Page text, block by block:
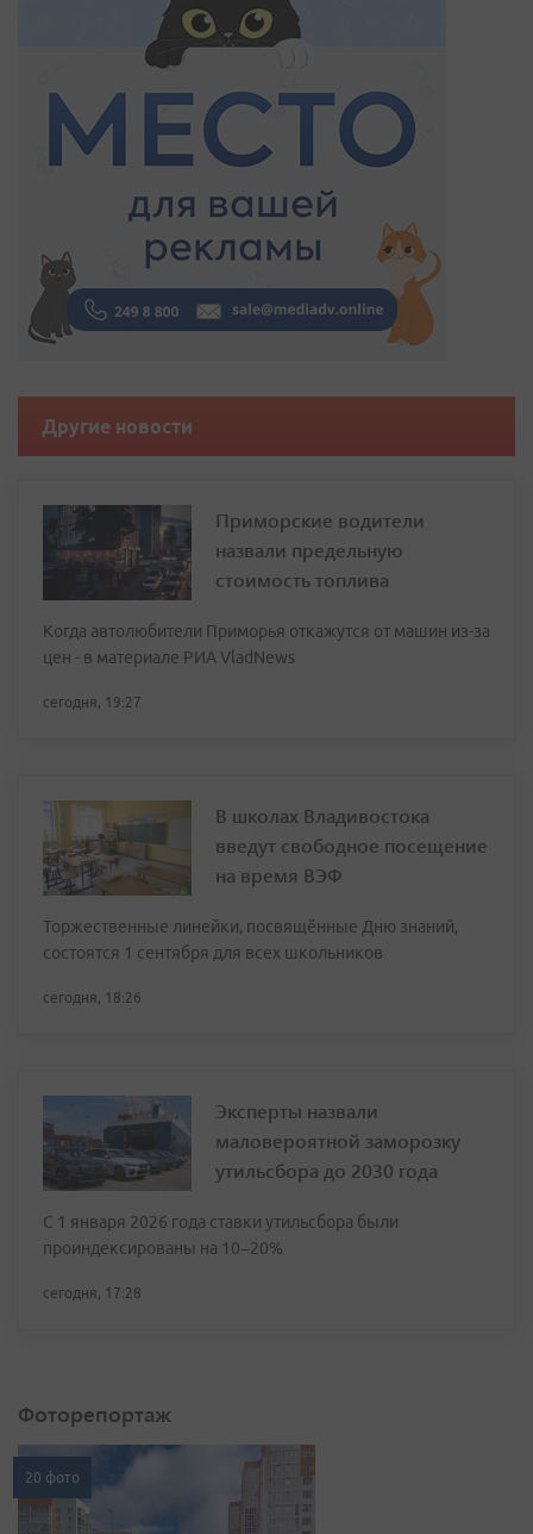
Другие новости
Приморские водители
назвали предельную
стоимость топлива
Когда автолюбители Приморья откажутся от машин из-за
цен - в материале РИА VladNews
сегодня, 19:27
В школах Владивостока
введут свободное посещение
на время ВЭФ
Торжественные линейки, посвящённые Дню знаний,
состоятся 1 сентября для всех школьников
сегодня, 18:26
Эксперты назвали
маловероятной заморозку
утильсбора до 2030 года
С 1 января 2026 года ставки утильсбора были
проиндексированы на 10–20%
сегодня, 17:28
Фоторепортаж
20 фото